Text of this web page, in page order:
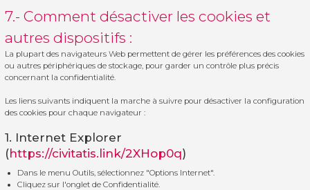
7.- Comment désactiver les cookies et
autres dispositifs :
La plupart des navigateurs Web permettent de gérer les préférences des cookies
ou autres périphériques de stockage, pour garder un contrôle plus précis
concernant la confidentialité.
Les liens suivants indiquent la marche à suivre pour désactiver la configuration
des cookies pour chaque navigateur :
1. Internet Explorer
(https://civitatis.link/2XHop0q)
Dans le menu Outils, sélectionnez "Options Internet".
Cliquez sur l'onglet de Confidentialité.